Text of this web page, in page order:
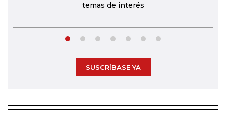
temas de interés
SUSCRÍBASE YA